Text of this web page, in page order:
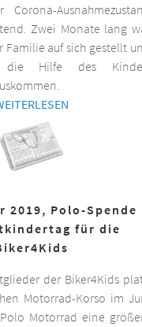
Zwei Monate lang
Familie auf sich gestellt
die Hilfe des
2019, Polo-Spende
für die
der Biker4Kids
Motorrad-Korso im
Motorrad eine